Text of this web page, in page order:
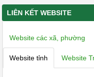
LIÊN KẾT WEBSITE
Website các xã, phường
Website tỉnh Website